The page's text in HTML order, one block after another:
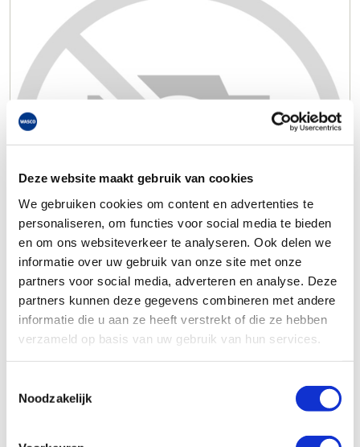
Deze website maakt gebruik van cookies
We gebruiken cookies om content en advertenties te
personaliseren, om functies voor social media te bieden
en om ons websiteverkeer te analyseren. Ook delen we
informatie over uw gebruik van onze site met onze
partners voor social media, adverteren en analyse. Deze
partners kunnen deze gegevens combineren met andere
informatie die u aan ze heeft verstrekt of die ze hebben
verzameld op basis van uw gebruik van hun services.
Noodzakelijk